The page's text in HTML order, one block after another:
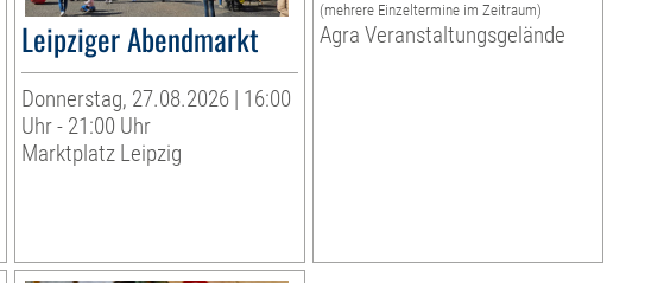
Leipziger Abendmarkt
Donnerstag, 27.08.2026 | 16:00
Uhr - 21:00 Uhr
Marktplatz Leipzig
(mehrere Einzeltermine im Zeitraum)
Agra Veranstaltungsgelände